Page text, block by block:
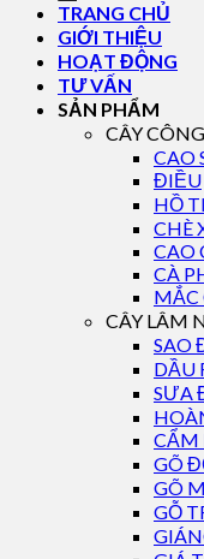
TRANG CHỦ
GIỚI THIỆU
HOẠT ĐỘNG
TƯ VẤN
SẢN PHẨM
CÂY
CAO
ĐIỀU
HỒ
CHÈ
CAO
CÀ
MẮC
CÂY LÂM
SAO
DẦU
SƯA
CẨM
GÕ
GÕ
GỖ